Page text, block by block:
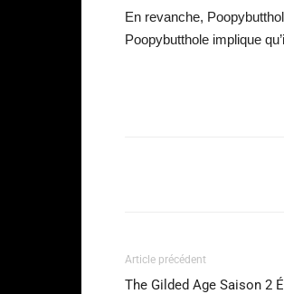
En revanche,
Poopybutthole implique
Article précédent
The Gilded Age Saison 2